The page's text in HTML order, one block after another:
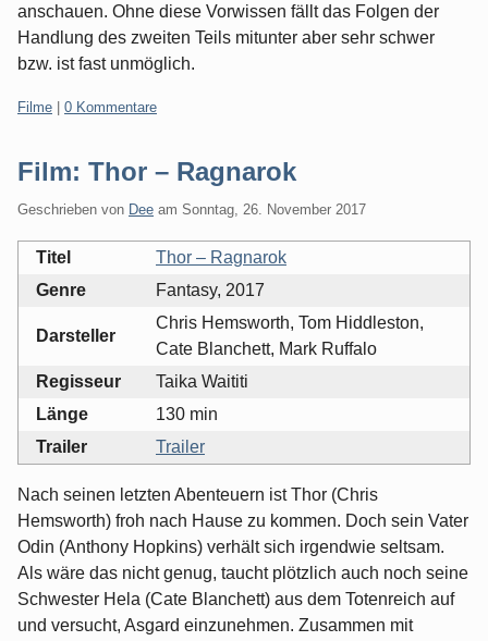
anschauen. Ohne diese Vorwissen fällt das Folgen der
Handlung des zweiten Teils mitunter aber sehr schwer
bzw. ist fast unmöglich.
Kategorien:
Filme 0 Kommentare
Film: Thor – Ragnarok
Geschrieben von Dee am Sonntag, 26. November 2017
Titel
Thor – Ragnarok
Genre
Fantasy, 2017
Darsteller
Chris Hemsworth, Tom Hiddleston,
Cate Blanchett, Mark Ruffalo
Regisseur
Taika Waititi
Länge
130 min
Trailer
Trailer
Nach seinen letzten Abenteuern ist Thor (Chris
Hemsworth) froh nach Hause zu kommen. Doch sein Vater
Odin (Anthony Hopkins) verhält sich irgendwie seltsam.
Als wäre das nicht genug, taucht plötzlich auch noch seine
Schwester Hela (Cate Blanchett) aus dem Totenreich auf
und versucht, Asgard einzunehmen. Zusammen mit